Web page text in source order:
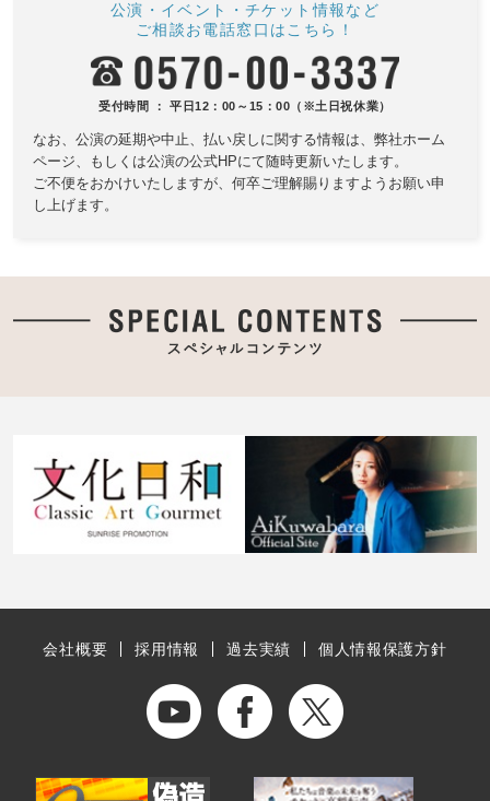
公演・イベント・チケット情報など
ご相談お電話窓口はこちら！
受付時間 ： 平日12：00～15：00（※土日祝休業）
なお、公演の延期や中止、払い戻しに関する情報は、 弊社ホーム
ページ、もしくは公演の公式HPにて随時更新いたします。
ご不便をおかけいたしますが、何卒ご理解賜りますようお願い申
し上げます。
会社概要 採用情報 過去実績 個人情報保護方針